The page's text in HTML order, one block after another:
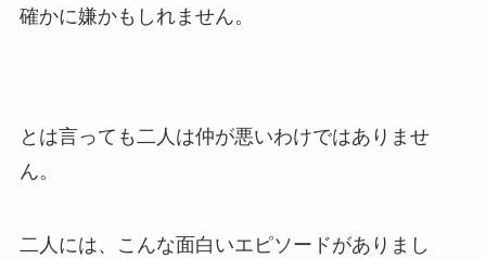
確かに嫌かもしれません。
とは言っても二人は仲が悪いわけではありませ
ん。
二人には、こんな面白いエピソードがありまし